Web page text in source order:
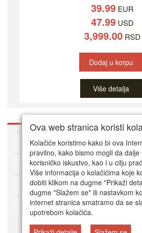
39.99EUR
47.99USD
3,999.00RSD
Dodaj u korpu
Više detalja
O DVD Zoni
Kako kupovati online
Korisnički servis
Način plaćanja
Ova web stranica koristi
Kolačiće koristimo kako bi ova
pravilno, kako bismo mogli da
korisničko iskustvo, kao i u cilju
Više informacija o kolačićima koje
dobiti klikom na dugme "Prikaži
dugme "Slažem se" ili nastavkom
internet stranica smatramo da se
upotrebom kolačića.